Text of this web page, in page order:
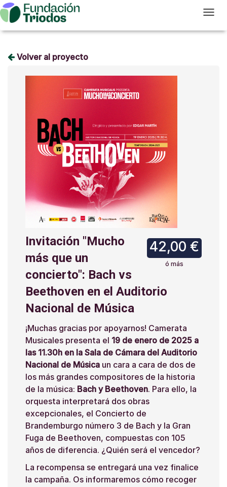
T
Volver al proyecto
42,00 €
ó más
Invitación "Mucho
más que un
concierto": Bach vs
Beethoven en el Auditorio
Nacional de Música
¡Muchas gracias por apoyarnos! Camerata
Musicales presenta el 19 de enero de 2025 a
las 11.30h en la Sala de Cámara del Auditorio
Nacional de Música un cara a cara de dos de
los más grandes compositores de la historia
de la música: Bach y Beethoven. Para ello, la
orquesta interpretará dos obras
excepcionales, el Concierto de
Brandemburgo número 3 de Bach y la Gran
Fuga de Beethoven, compuestas con 105
años de diferencia. ¿Quién será el vencedor?
La recompensa se entregará una vez finalice
la campaña. Os informaremos cómo recoger